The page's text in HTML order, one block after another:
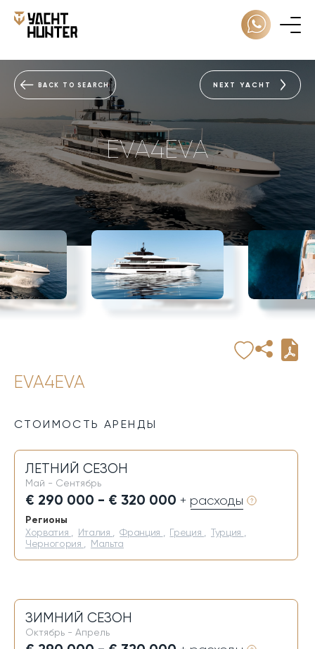
BACK TO SEARCH NEXT YACHT
EVA4EVA
EVA4EVA
СТОИМОСТЬ АРЕНДЫ
ЛЕТНИЙ СЕЗОН
Май - Сентябрь
€ 290 000 - € 320 000 + расходы
Регионы
Хорватия Италия ,Франция Греция Турция
Черногория
Мальта
ЗИМНИЙ СЕЗОН
Октябрь - Апрель